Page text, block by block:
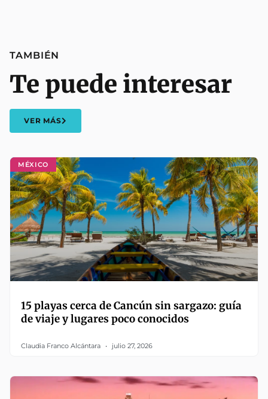
MÉXICO
15 playas cerca de Cancún sin sargazo: guía
de viaje y lugares poco conocidos
Claudia Franco Alcántara julio 27, 2026
TAMBIÉN
Te puede interesar
VER MÁS